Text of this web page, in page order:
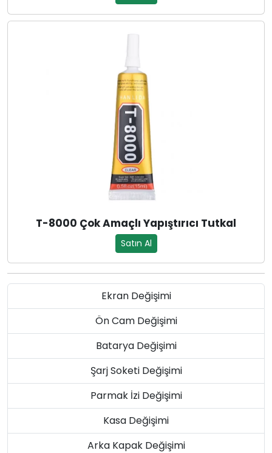
T-8000 Çok Amaçlı Yapıştırıcı Tutkal
Satın Al
Ekran Değişimi
Ön Cam Değişimi
Batarya Değişimi
Şarj Soketi Değişimi
Parmak İzi Değişimi
Kasa Değişimi
Arka Kapak Değişimi